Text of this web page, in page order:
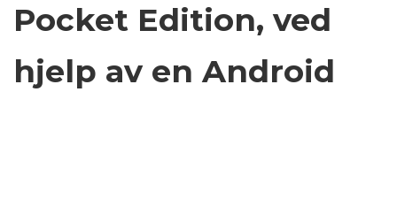
Pocket Edition, ved
hjelp av en Android